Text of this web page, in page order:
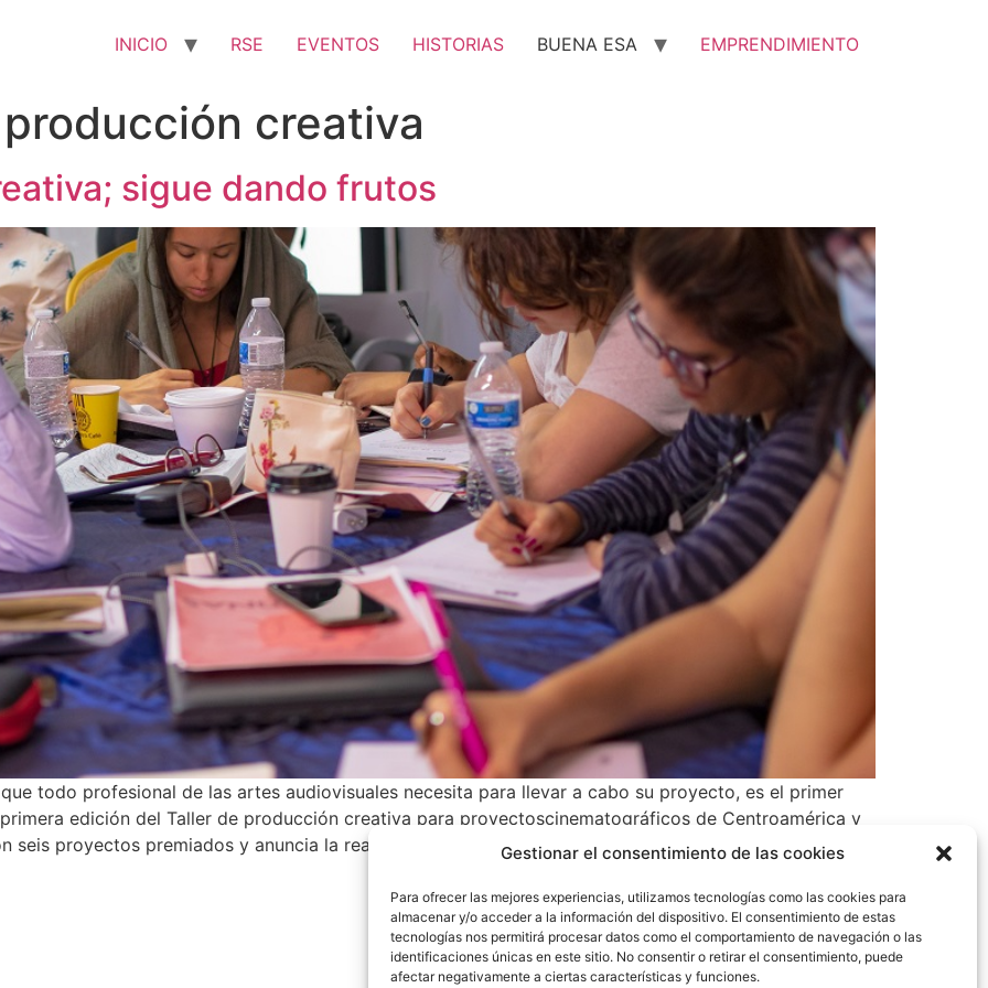
Gestionar el consentimiento de las cookies
Para ofrecer las mejores experiencias, utilizamos tecnologías como las cookies para
almacenar y/o acceder a la información del dispositivo. El consentimiento de estas
tecnologías nos permitirá procesar datos como el comportamiento de navegación o las
identificaciones únicas en este sitio. No consentir o retirar el consentimiento, puede
afectar negativamente a ciertas características y funciones.
INICIO RSE EVENTOS HISTORIAS BUENA ESA EMPRENDIMIENTO
creativa
sigue dando frutos
todo profesional de las artes audiovisuales necesita para llevar a cabo su proyecto, es el primer
edición del Taller de producción creativa para proyectoscinematográficos de Centroamérica y
seis proyectos premiados y anuncia la realización de su segunda edición que incluye a Colombia y